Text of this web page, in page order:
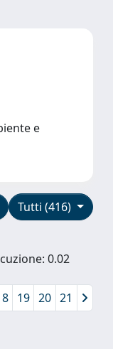
e
Tutti (416)
0.02
19 20 21